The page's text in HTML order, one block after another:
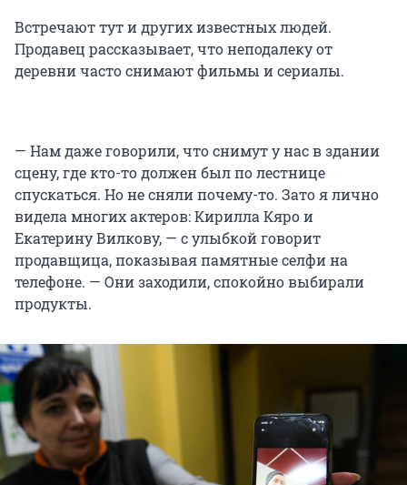
Встречают тут и других известных людей.
Продавец рассказывает, что неподалеку от
деревни часто снимают фильмы и сериалы.
— Нам даже говорили, что снимут у нас в здании
сцену, где кто-то должен был по лестнице
спускаться. Но не сняли почему-то. Зато я лично
видела многих актеров: Кирилла Кяро и
Екатерину Вилкову, — с улыбкой говорит
продавщица, показывая памятные селфи на
телефоне. — Они заходили, спокойно выбирали
продукты.